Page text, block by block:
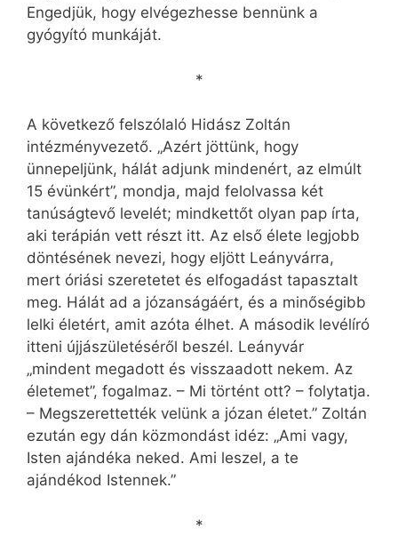
Engedjük, hogy elvégezhesse bennünk a
gyógyító munkáját.
*
A következő felszólaló Hidász Zoltán
intézményvezető. „Azért jöttünk, hogy
ünnepeljünk, hálát adjunk mindenért, az elmúlt
15 évünkért”, mondja, majd felolvassa két
tanúságtevő levelét; mindkettőt olyan pap írta,
aki terápián vett részt itt. Az első élete legjobb
döntésének nevezi, hogy eljött Leányvárra,
mert óriási szeretetet és elfogadást tapasztalt
meg. Hálát ad a józanságáért, és a minőségibb
lelki életért, amit azóta élhet. A második levélíró
itteni újjászületéséről beszél. Leányvár
„mindent megadott és visszaadott nekem. Az
életemet”, fogalmaz. – Mi történt ott? – folytatja.
– Megszerettették velünk a józan életet.” Zoltán
ezután egy dán közmondást idéz: „Ami vagy,
Isten ajándéka neked. Ami leszel, a te
ajándékod Istennek.”
*